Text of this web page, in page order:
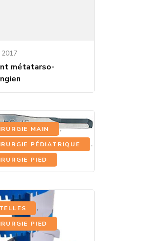
métatarso-
MAIN ,
PÉDIATRIQUE ,
PIED
2017
de Beaver
,
PIED